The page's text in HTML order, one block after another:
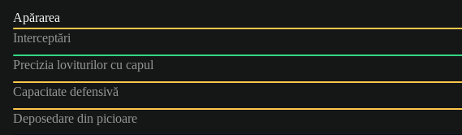
Apărarea
Interceptări
Precizia loviturilor cu capul
Capacitate defensivă
Deposedare din picioare